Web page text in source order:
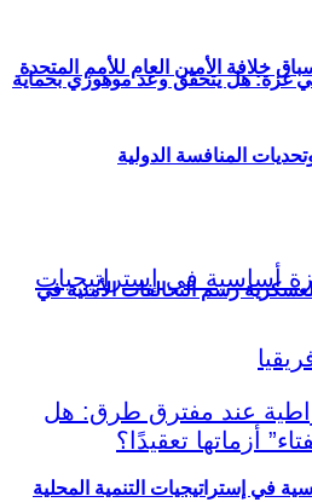
خلافة الأمين العام للأمم المتحدة
المنافسة الدولية
في إستراتيجيات التنمية المحلية
في غزة: هل يتحقق وعد موهوزي بحماية
رسم التحالفات الأمنية في